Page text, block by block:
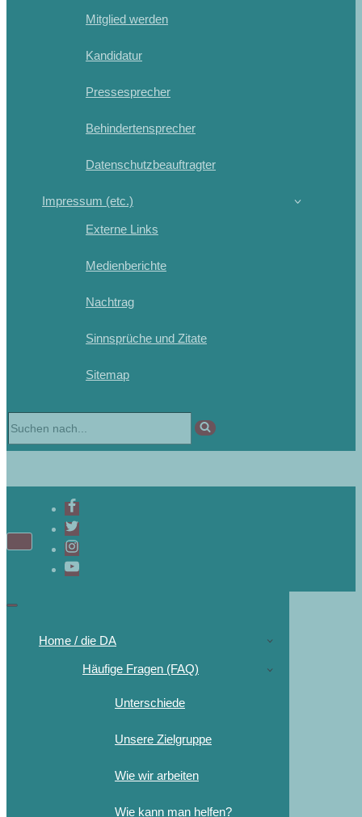
Mitglied werden
Kandidatur
Pressesprecher
Behindertensprecher
Datenschutzbeauftragter
Impressum (etc.)
Externe Links
Medienberichte
Nachtrag
Sinnsprüche und Zitate
Sitemap
Home / die DA
Häufige Fragen (FAQ)
Unterschiede
Unsere Zielgruppe
Wie wir arbeiten
Wie kann man helfen?